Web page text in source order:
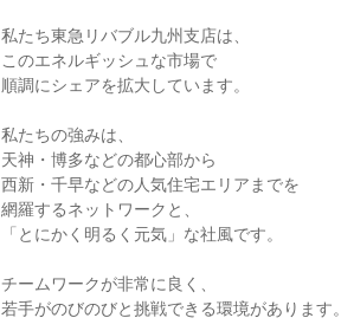
私たち東急リバブル九州支店は、
このエネルギッシュな市場で
順調にシェアを拡大しています。
私たちの強みは、
天神・博多などの都心部から
西新・千早などの人気住宅エリアまでを
網羅するネットワークと、
「とにかく明るく元気」な社風です。
チームワークが非常に良く、
若手がのびのびと挑戦できる環境があります。